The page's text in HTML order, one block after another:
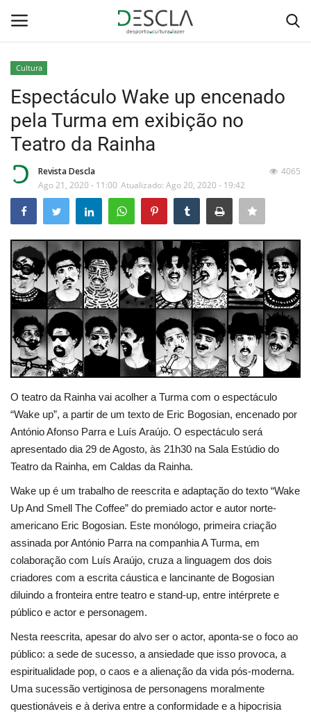
Home
Desporto
Sobre Nós
Educação
Estatuto Editorial
Saúde
Ficha técnica
Cultura
Ambiente
Cultura
Espectáculo Wake up encenado
pela Turma em exibição no
Teatro da Rainha
Revista Descla
Ago 21, 2020 - 11:00 Atualizado: Ago 20, 2020 - 19:42
4065
O teatro da Rainha vai acolher a Turma com o espectáculo
“Wake up”, a partir de um texto de Eric Bogosian, encenado por
António Afonso Parra e Luís Araújo. O espectáculo será
apresentado dia 29 de Agosto, às 21h30 na Sala Estúdio do
Teatro da Rainha, em Caldas da Rainha.
Wake up é um trabalho de reescrita e adaptação do texto “Wake
Up And Smell The Coffee” do premiado actor e autor norte-
americano Eric Bogosian. Este monólogo, primeira criação
assinada por António Parra na companhia A Turma, em
colaboração com Luís Araújo, cruza a linguagem dos dois
criadores com a escrita cáustica e lancinante de Bogosian
diluindo a fronteira entre teatro e stand-up, entre intérprete e
público e actor e personagem.
Nesta reescrita, apesar do alvo ser o actor, aponta-se o foco ao
público: a sede de sucesso, a ansiedade que isso provoca, a
espiritualidade pop, o caos e a alienação da vida pós-moderna.
Uma sucessão vertiginosa de personagens moralmente
questionáveis e à deriva entre a conformidade e a hipocrisia